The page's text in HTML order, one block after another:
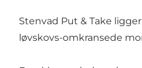
Stenvad Put & Take
løvskovs-omkransede